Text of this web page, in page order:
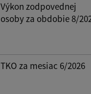
Výkon zodpovednej
osoby za obdobie 8/
TKO za mesiac 6/2026